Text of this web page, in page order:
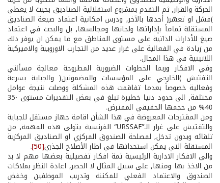
الحركة والقرار, ثم التقدم بمشروع استقلالية الصناديق بحيث لا يغطى
)فشل او تعسّر( أحدها بالآخر, ودرس امكانية اعتماد صيغة الصناديق
المستقلة تماماً بإداراتها ولجانها ومجالسها, بل والبحث في اعتماد
صيغ للأدارات الذاتية على مستوى المناطق مع ما يمكن ان يوفر ذلك
من زيادة في الفعالية على غرار عديد من التجارب الاوروبية والاميركية
اللاتينية في هذا المجال.
وفي الافكار ­وربما الخطوات الضرورية­ المطروحة معالجة مسألتي
التفتيش )الخارجي على المؤسسات والمضمونين( والجباية بسرعة
وفعالية خصوصاً بعدما تفاقمت هذه المشكلة ووصلت نتيجة عوامل
مختلفة, الى حدود دنيا خطيرة تبلغ في بعض التقديرات مستوى 35­
40% من حجمها الحقيقي المفترض.
ومن المقترحات المعروضة في هذا الشأن اقامة جهاز مستقل للجباية
والتفتيش على غرار الـ”URSSAF” الفرنسية يتولى هذه المهمة, من
تلقائه وبدون تدخل, لمصلحة الصندوق المركزي او الصناديق المركزية
المستقلة التي يمكن استحداثها في اطار الأصلاح الجذري[50]
.
والى الافكار الادارية الرئيسية ثمة افكار تفصيلية بعضها مهم لا بد
من الاخذ بها ومنها, على سبيل المثال لا الحصر, اعادة النظر بملاكات
الصندوق والاعتماد الفعلي للمكننة وتدريب الموظفين وخفض